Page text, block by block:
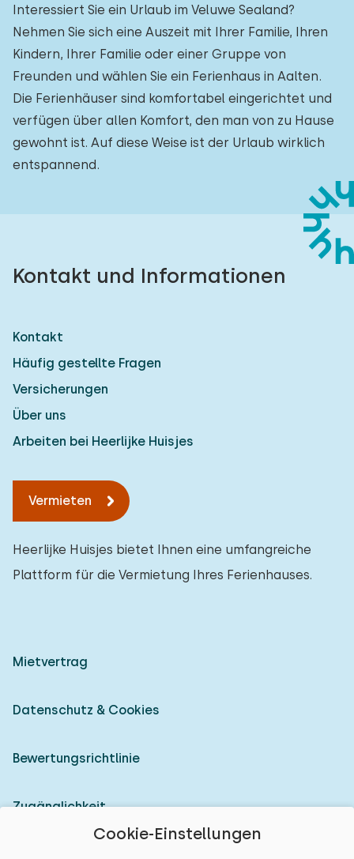
Cookie-Einstellungen
Interessiert Sie ein Urlaub im Veluwe Sealand?
Nehmen Sie sich eine Auszeit mit Ihrer Familie, Ihren
Kindern, Ihrer Familie oder einer Gruppe von
Freunden und wählen Sie ein Ferienhaus in Aalten.
Die Ferienhäuser sind komfortabel eingerichtet und
verfügen über allen Komfort, den man von zu Hause
gewohnt ist. Auf diese Weise ist der Urlaub wirklich
entspannend.
Kontakt und Informationen
Kontakt
Häufig gestellte Fragen
Versicherungen
Über uns
Arbeiten bei Heerlijke Huisjes
Vermieten
Heerlijke Huisjes bietet Ihnen eine umfangreiche
Plattform für die Vermietung Ihres Ferienhauses.
Mietvertrag
Datenschutz & Cookies
Bewertungsrichtlinie
Zugänglichkeit